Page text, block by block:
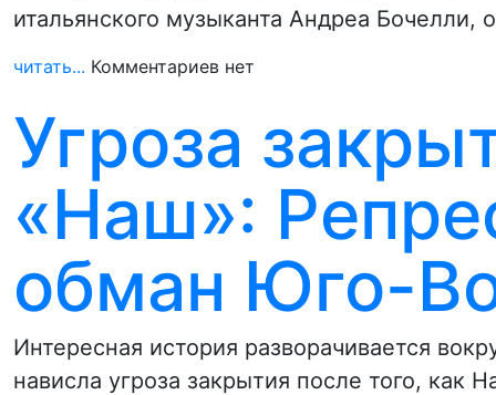
итальянского музыканта Андреа
читать... Комментариев нет
Угроза
«Наш»:
обман Юго-
Интересная история разворачивается
нависла угроза закрытия после того, как